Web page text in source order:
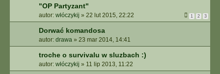
"OP Partyzant"
autor: włóczykij » 22 lut 2015, 22:22 1 2 3
Dorwać komandosa
autor: drawa » 23 mar 2014, 14:41
troche o survivalu w sluzbach :)
autor: włóczykij » 11 lip 2013, 11:22